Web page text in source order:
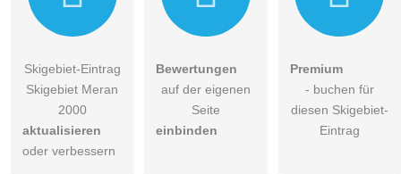
Skigebiet-Eintrag
Skigebiet Meran
2000
aktualisieren
oder verbessern
Bewertungen
auf der eigenen
Seite
einbinden
Premium
- buchen für
diesen Skigebiet-
Eintrag